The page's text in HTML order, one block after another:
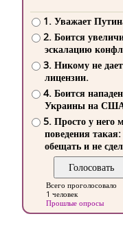
1. Уважает
2. Боится
эскалацию
3. Никому не
лицензии.
4. Боится
Украины на
5. Просто у него
поведения такая:
обещать и не
Всего проголосовало
1 человек
Прошлые опросы